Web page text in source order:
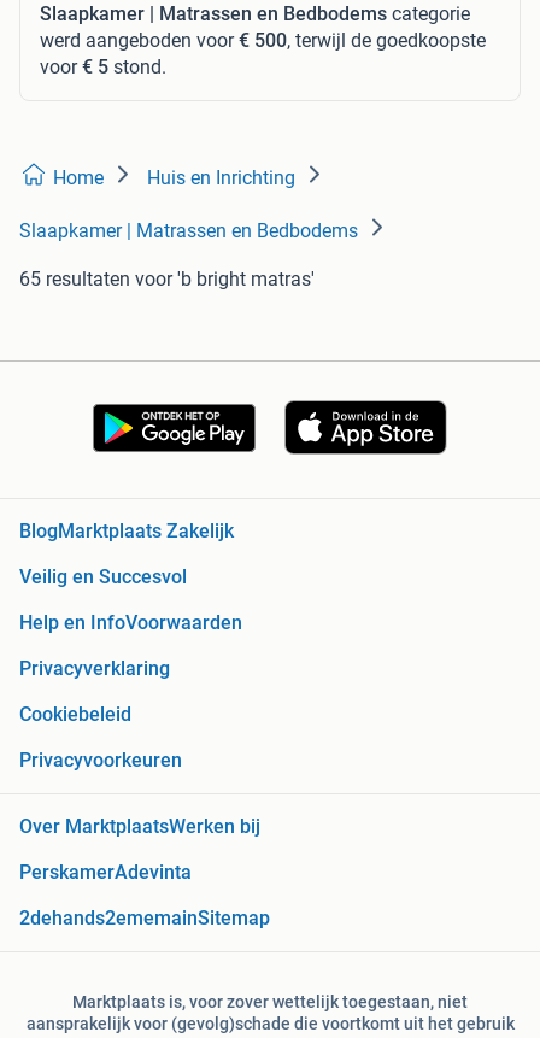
Slaapkamer | Matrassen en Bedbodems categorie
werd aangeboden voor€ 500, terwijl de goedkoopste
voor€ 5 stond.
Home Huis en Inrichting
Slaapkamer | Matrassen en Bedbodems
65 resultaten voor 'b bright matras'
BlogMarktplaats Zakelijk
Veilig en Succesvol
Help en InfoVoorwaarden
Privacyverklaring
Cookiebeleid
Privacyvoorkeuren
Over MarktplaatsWerken bij
PerskamerAdevinta
2dehands2ememainSitemap
Marktplaats is, voor zover wettelijk toegestaan, niet
aansprakelijk voor (gevolg)schade die voortkomt uit het gebruik